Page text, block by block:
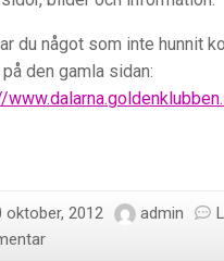
du något som inte hunnit
den gamla sidan:
oktober, 2012 admin